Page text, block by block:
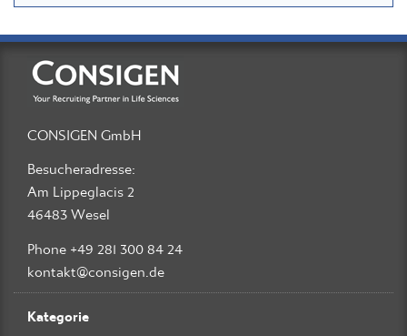
CONSIGEN GmbH
Besucheradresse:
Am Lippeglacis 2
46483 Wesel
Phone +49 281 300 84 24
kontakt@consigen.de
Kategorie